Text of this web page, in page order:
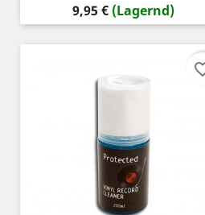
Preis
9,95 € (Lagernd)